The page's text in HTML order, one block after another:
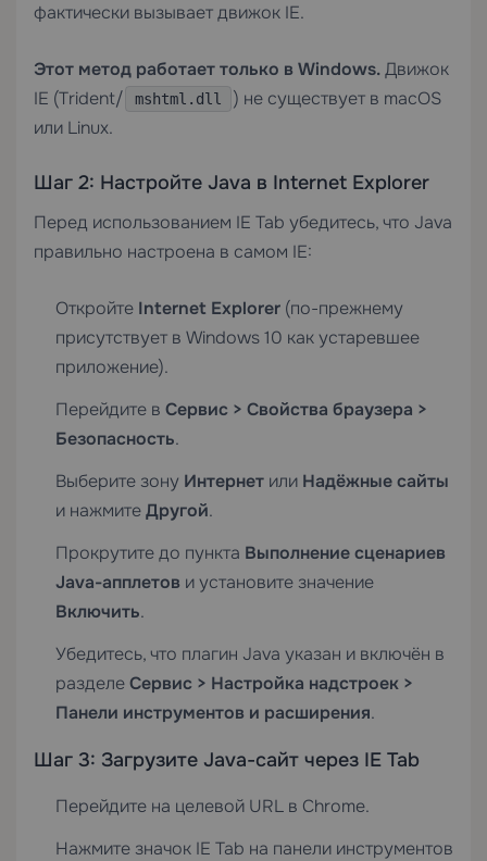
фактически вызывает движок IE.
Этот метод работает только в Windows.Движок
IE (Trident/
mshtml.dll
) не существует в macOS
или Linux.
Шаг 2: Настройте Java в Internet Explorer
Перед использованием IE Tab убедитесь, что Java
правильно настроена в самом IE:
Откройте Internet Explorer (по-прежнему
присутствует в Windows 10 как устаревшее
приложение).
Перейдите в Сервис > Свойства браузера >
Безопасность.
Выберите зону Интернет или Надёжные сайты
и нажмитеДругой.
Прокрутите до пункта Выполнение сценариев
Java-апплетов и установите значение
Включить.
Убедитесь, что плагин Java указан и включён в
разделеСервис > Настройка надстроек >
Панели инструментов и расширения.
Шаг 3: Загрузите Java-сайт через IE Tab
Перейдите на целевой URL в Chrome.
Нажмите значок IE Tab на панели инструментов